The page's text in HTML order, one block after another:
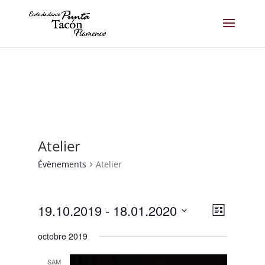
Atelier
Évènements Atelier
de
vues
Liste
19.10.2019 - 18.01.2020
une
octobre 2019
SAM